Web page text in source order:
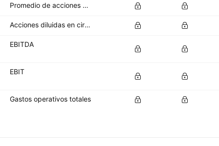
Promedio de acciones básicas en circulación
Acciones diluidas en circulación
EBITDA
EBIT
Gastos operativos totales